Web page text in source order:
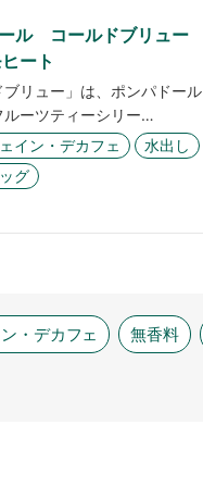
ル コールドブリュー
ート
ブリュー」は、ポンパドール
ルーツティーシリー…
イン・デカフェ
水出し
グ
・デカフェ 無香料